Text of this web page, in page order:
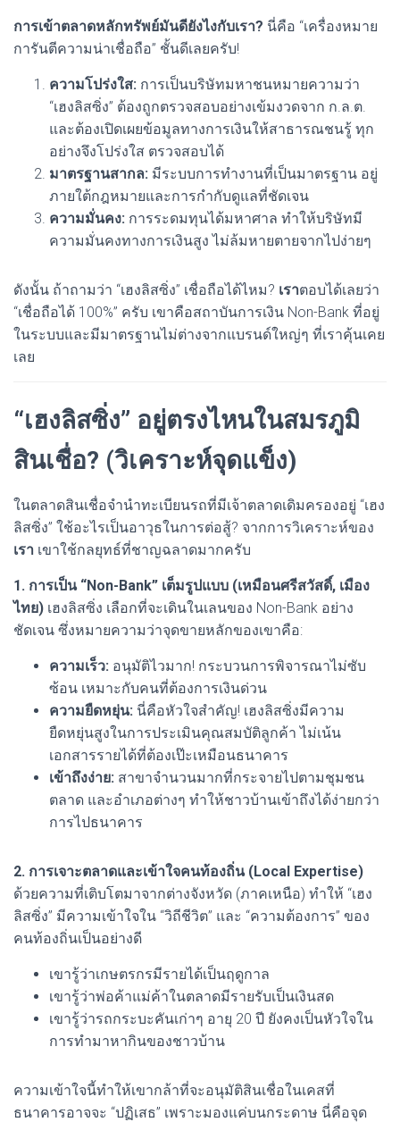
การเข้าตลาดหลักทรัพย์มันดียังไงกับเรา? นี่คือ “เครื่องหมาย
การันตีความน่าเชื่อถือ” ชั้นดีเลยครับ!
ความโปร่งใส: การเป็นบริษัทมหาชนหมายความว่า
“เฮงลิสซิ่ง” ต้องถูกตรวจสอบอย่างเข้มงวดจาก ก.ล.ต.
และต้องเปิดเผยข้อมูลทางการเงินให้สาธารณชนรู้ ทุก
อย่างจึงโปร่งใส ตรวจสอบได้
มาตรฐานสากล: มีระบบการทำงานที่เป็นมาตรฐาน อยู่
ภายใต้กฎหมายและการกำกับดูแลที่ชัดเจน
ความมั่นคง: การระดมทุนได้มหาศาล ทำให้บริษัทมี
ความมั่นคงทางการเงินสูง ไม่ล้มหายตายจากไปง่ายๆ
ดังนั้น ถ้าถามว่า “เฮงลิสซิ่ง” เชื่อถือได้ไหม? เราตอบได้เลยว่า
“เชื่อถือได้ 100%” ครับ เขาคือสถาบันการเงิน Non-Bank ที่อยู่
ในระบบและมีมาตรฐานไม่ต่างจากแบรนด์ใหญ่ๆ ที่เราคุ้นเคย
เลย
“เฮงลิสซิ่ง” อยู่ตรงไหนในสมรภูมิ
สินเชื่อ? (วิเคราะห์จุดแข็ง)
ในตลาดสินเชื่อจำนำทะเบียนรถที่มีเจ้าตลาดเดิมครองอยู่ “เฮง
ลิสซิ่ง” ใช้อะไรเป็นอาวุธในการต่อสู้? จากการวิเคราะห์ของ
เรา เขาใช้กลยุทธ์ที่ชาญฉลาดมากครับ
1. การเป็น “Non-Bank” เต็มรูปแบบ (เหมือนศรีสวัสดิ์, เมือง
ไทย) เฮงลิสซิ่ง เลือกที่จะเดินในเลนของ Non-Bank อย่าง
ชัดเจน ซึ่งหมายความว่าจุดขายหลักของเขาคือ:
ความเร็ว: อนุมัติไวมาก! กระบวนการพิจารณาไม่ซับ
ซ้อน เหมาะกับคนที่ต้องการเงินด่วน
ความยืดหยุ่น: นี่คือหัวใจสำคัญ! เฮงลิสซิ่งมีความ
ยืดหยุ่นสูงในการประเมินคุณสมบัติลูกค้า ไม่เน้น
เอกสารรายได้ที่ต้องเป๊ะเหมือนธนาคาร
เข้าถึงง่าย: สาขาจำนวนมากที่กระจายไปตามชุมชน
ตลาด และอำเภอต่างๆ ทำให้ชาวบ้านเข้าถึงได้ง่ายกว่า
การไปธนาคาร
2. การเจาะตลาดและเข้าใจคนท้องถิ่น (Local Expertise)
ด้วยความที่เติบโตมาจากต่างจังหวัด (ภาคเหนือ) ทำให้ “เฮง
ลิสซิ่ง” มีความเข้าใจใน “วิถีชีวิต” และ “ความต้องการ” ของ
คนท้องถิ่นเป็นอย่างดี
เขารู้ว่าเกษตรกรมีรายได้เป็นฤดูกาล
เขารู้ว่าพ่อค้าแม่ค้าในตลาดมีรายรับเป็นเงินสด
เขารู้ว่ารถกระบะคันเก่าๆ อายุ 20 ปี ยังคงเป็นหัวใจใน
การทำมาหากินของชาวบ้าน
ความเข้าใจนี้ทำให้เขากล้าที่จะอนุมัติสินเชื่อในเคสที่
ธนาคารอาจจะ “ปฏิเสธ” เพราะมองแค่บนกระดาษ นี่คือจุด